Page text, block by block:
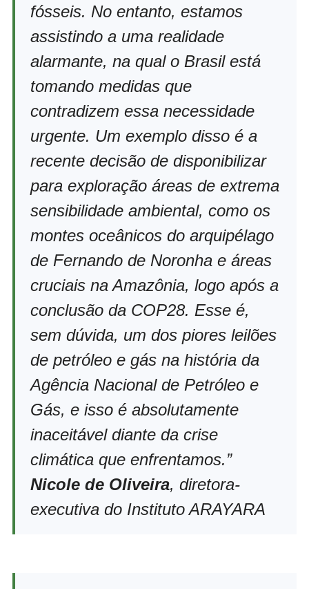
fósseis. No entanto, estamos
assistindo a uma realidade
alarmante, na qual o Brasil está
tomando medidas que
contradizem essa necessidade
urgente. Um exemplo disso é a
recente decisão de disponibilizar
para exploração áreas de extrema
sensibilidade ambiental, como os
montes oceânicos do arquipélago
de Fernando de Noronha e áreas
cruciais na Amazônia, logo após a
conclusão da COP28. Esse é,
sem dúvida, um dos piores leilões
de petróleo e gás na história da
Agência Nacional de Petróleo e
Gás, e isso é absolutamente
inaceitável diante da crise
climática que enfrentamos.”
Nicole de Oliveira, diretora-
executiva do Instituto ARAYARA